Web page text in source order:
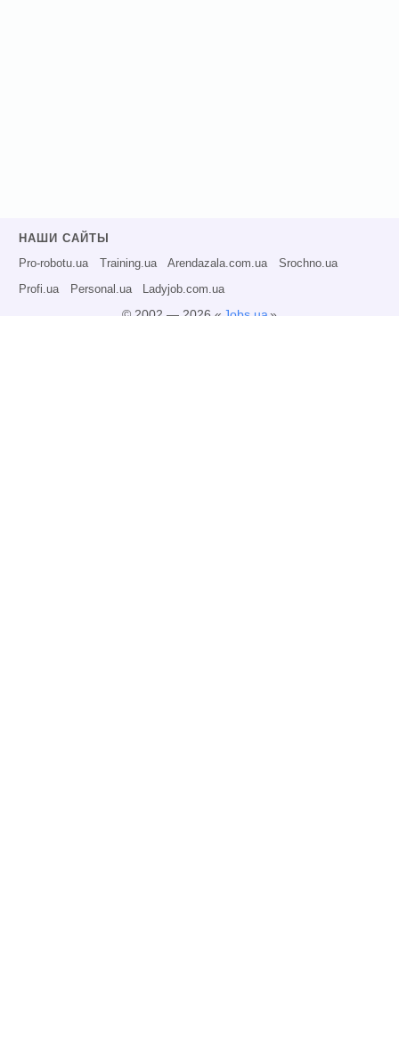
НАШИ САЙТЫ
Pro-robotu.ua Training.ua Arendazala.com.ua Srochno.ua
Profi.ua Personal.ua Ladyjob.com.ua
© 2002 — 2026 « Jobs.ua»